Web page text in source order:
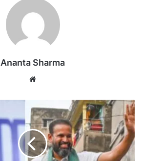
Ananta Sharma